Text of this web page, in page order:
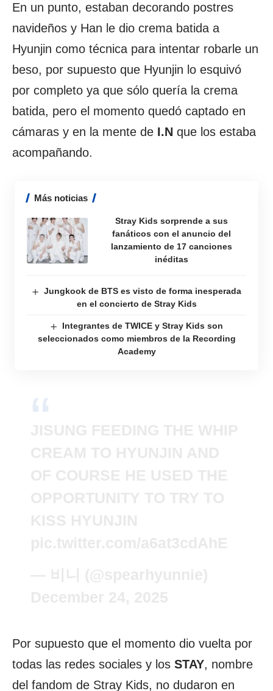
En un punto, estaban decorando postres
navideños y Han le dio crema batida a
Hyunjin como técnica para intentar robarle un
beso, por supuesto que Hyunjin lo esquivó
por completo ya que sólo quería la crema
batida, pero el momento quedó captado en
cámaras y en la mente de I.N que los estaba
acompañando.
Más noticias
Stray Kids sorprende a sus
fanáticos con el anuncio del
lanzamiento de 17 canciones
inéditas
Jungkook de BTS es visto de forma inesperada
en el concierto de Stray Kids
Integrantes de TWICE y Stray Kids son
seleccionados como miembros de la Recording
Academy
Por supuesto que el momento dio vuelta por
todas las redes sociales y los STAY, nombre
del fandom de Stray Kids, no dudaron en